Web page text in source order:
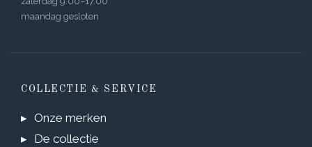
maandag gesloten
COLLECTIE & SERVICE
Onze merken
De collectie